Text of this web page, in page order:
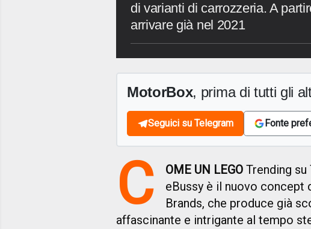
di varianti di carrozzeria. A
arrivare già nel 2021
MotorBox, prima di tutti gli
Seguici su Telegram Fonte
C OME UN LEGO Trending
eBussy è il nuovo concept
Brands, che produce già
affascinante e intrigante al tempo